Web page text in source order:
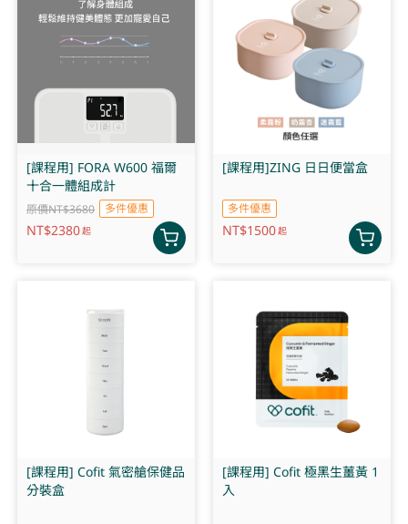
[課程用] FORA W600 福爾
十合一體組成計
原價NT$3680 多件優惠
NT$2380起
[課程用]ZING 日日便當盒
多件優惠
NT$1500起
[課程用] Cofit 氣密艙保健品
分裝盒
[課程用] Cofit 極黑生薑黃 1
入